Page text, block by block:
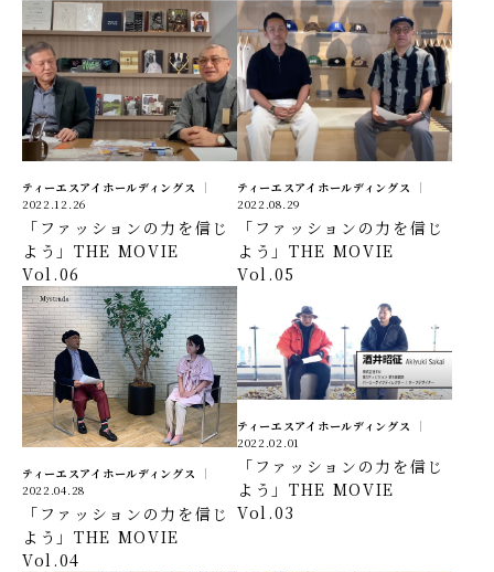
ティーエスアイホールディングス
2022.12.26
「ファッションの力を信じ
よう」THE MOVIE
Vol.06
ティーエスアイホールディングス
2022.08.29
「ファッションの力を信じ
よう」THE MOVIE
Vol.05
ティーエスアイホールディングス
2022.04.28
「ファッションの力を信じ
よう」THE MOVIE
Vol.04
ティーエスアイホールディングス
2022.02.01
「ファッションの力を信じ
よう」THE MOVIE
Vol.03